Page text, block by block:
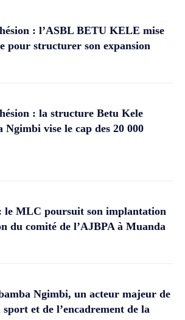
: l’ASBL BETU KELE mise
pour structurer son expansion
: la structure Betu Kele
vise le cap des 20 000
le MLC poursuit son implantation
du comité de l’AJBPA à Muanda
Ngimbi, un acteur majeur de
et de l’encadrement de la